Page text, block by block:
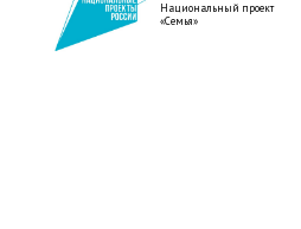
Национальный проект
«Семья»